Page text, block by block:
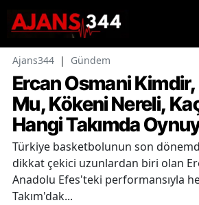
Ajans344 | Gündem
Ercan Osmani
Mu, Kökeni Nereli,
Hangi Takımda
Türkiye basketbolunun son
dikkat çekici uzunlardan biri olan
Anadolu Efes'teki performansıyla
Takım'dak...